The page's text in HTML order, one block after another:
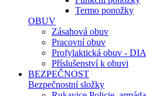
Termo ponožky
OBUV
Zásahová obuv
Pracovní obuv
Profylaktická obuv - DIA
Příslušenství k obuvi
BEZPEČNOST
Bezpečnostní složky